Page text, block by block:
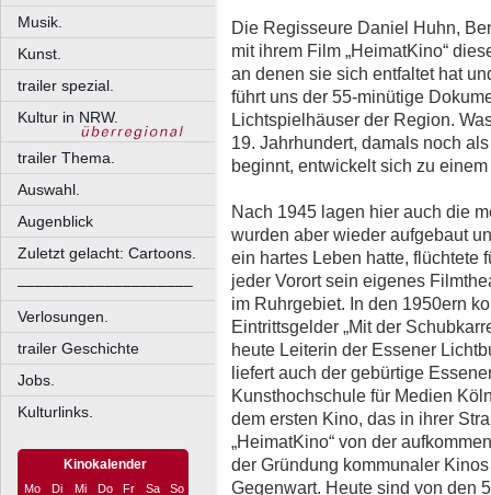
Musik.
Kunst.
trailer spezial.
Kultur in NRW.
trailer Thema.
Auswahl.
Augenblick
Zuletzt gelacht: Cartoons.
––––––––––––––––––––
Verlosungen.
trailer Geschichte
Jobs.
Kulturlinks.
Kinokalender
Mo Di Mi Do Fr Sa
So
Die Regisseure Daniel Huhn,
mit ihrem Film „HeimatKino“
an denen sie sich entfaltet hat
führt uns der 55-minütige
Lichtspielhäuser der Region.
19. Jahrhundert, damals noch
beginnt, entwickelt sich zu
Nach 1945 lagen hier auch die
wurden aber wieder aufgebaut
ein hartes Leben hatte, flüchtete
jeder Vorort sein eigenes
im Ruhrgebiet. In den 1950ern
Eintrittsgelder „Mit der
heute Leiterin der Essener
liefert auch der gebürtige
Kunsthochschule für Medien
dem ersten Kino, das in ihrer
„HeimatKino“ von der
der Gründung kommunaler
Gegenwart. Heute sind von den